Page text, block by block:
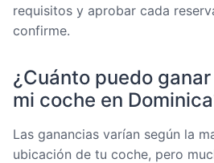
requisitos y aprobar cada
confirme.
¿Cuánto puedo
mi coche en
Las ganancias varían según la
ubicación de tu coche, pero